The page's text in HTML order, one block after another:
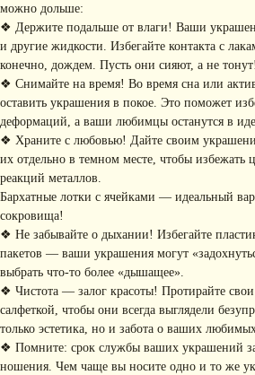
можно дольше:
❖ Держите подальше от влаги! Ваши
и другие жидкости. Избегайте контакта с
конечно, дождем. Пусть они сияют, а не тонут!
❖ Снимайте на время! Во время сна или
оставить украшения в покое. Это поможет
деформаций, а ваши любимцы останутся в
❖ Храните с любовью! Дайте своим
их отдельно в темном месте, чтобы избежать
реакций металлов.
Бархатные лотки с ячейками — идеальный
сокровища!
❖ Не забывайте о дыхании! Избегайте
пакетов — ваши украшения могут
выбрать что-то более «дышащее».
❖ Чистота — залог красоты! Протирайте
салфеткой, чтобы они всегда выглядели
только эстетика, но и забота о ваших
❖ Помните: срок службы ваших украшений
ношения. Чем чаще вы носите одно и то же
ПОДПИШИТЕСЬ НА
РАССЫЛКУ
Я соглашаюсь с обработкой персональных данных в соответствии с
конфиденциальности
• Обмен и возврат
• Доставка и оплата
по уходу
• Упаковка
• Главная
• Каталог
+ 7 (916) 958-00-78
КОНТАКТЫ
Рассказываем о новых
коллекциях, акциях и трендах
РАЗДЕЛЫ ИНТЕРНЕТ-
МАГАЗИНА